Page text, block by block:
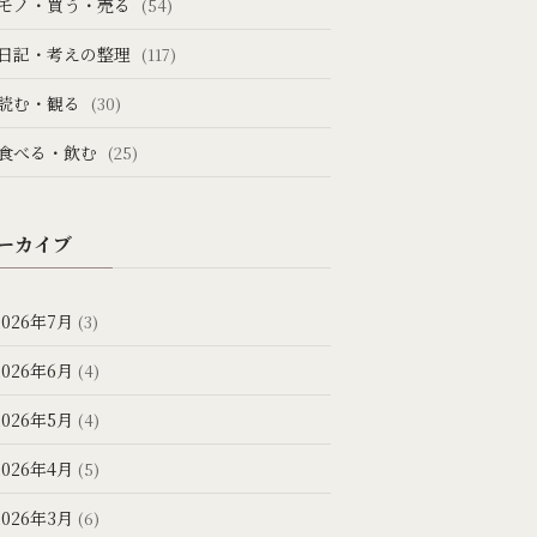
(54)
記・考えの整理 (117)
む・観る (30)
べる・飲む (25)
カイブ
年7月 (3)
年6月 (4)
年5月 (4)
年4月 (5)
年3月 (6)